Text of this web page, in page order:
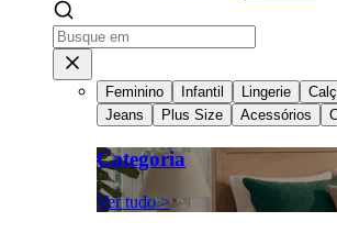
Feminino Infantil Lingerie
Jeans
Plus Size Acessórios
Categoria
Ver tudo >